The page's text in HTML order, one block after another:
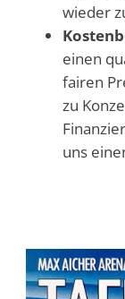
wieder
einen
fairen
zu
uns